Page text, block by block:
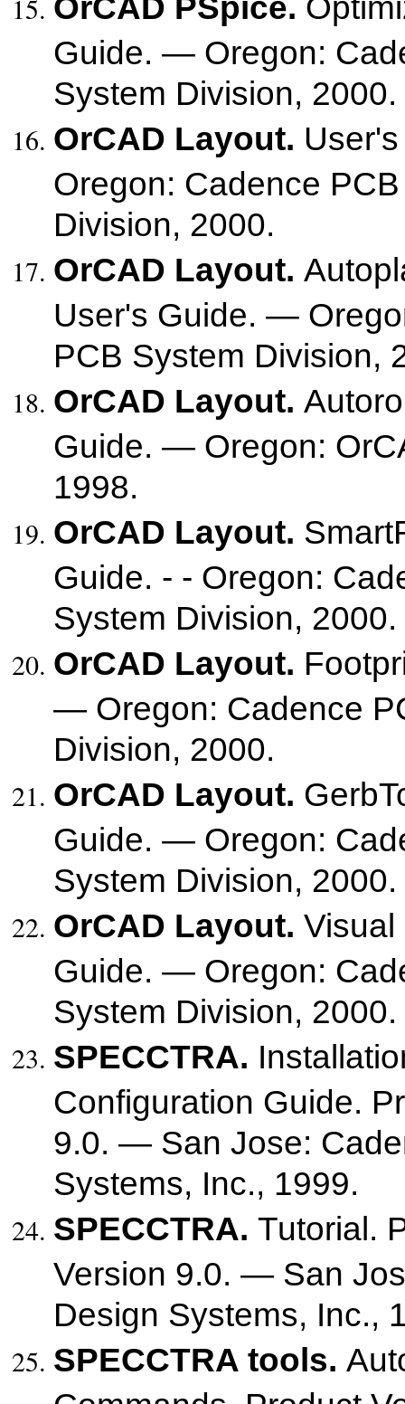
Guide. — Oregon:
System Division, 2000.
OrCAD Layout.
Oregon: Cadence
Division, 2000.
OrCAD Layout.
User's Guide. —
PCB System Division,
OrCAD Layout.
Guide. — Oregon:
1998.
OrCAD Layout.
Guide. - - Oregon:
System Division, 2000.
OrCAD Layout.
— Oregon: Cadence
Division, 2000.
OrCAD Layout.
Guide. — Oregon:
System Division, 2000.
OrCAD Layout. Visual
Guide. — Oregon:
System Division, 2000.
SPECCTRA.
Configuration Guide.
9.0. — San Jose:
Systems, Inc., 1999.
SPECCTRA. Tutorial.
Version 9.0. — San
Design Systems, Inc.,
SPECCTRA tools.